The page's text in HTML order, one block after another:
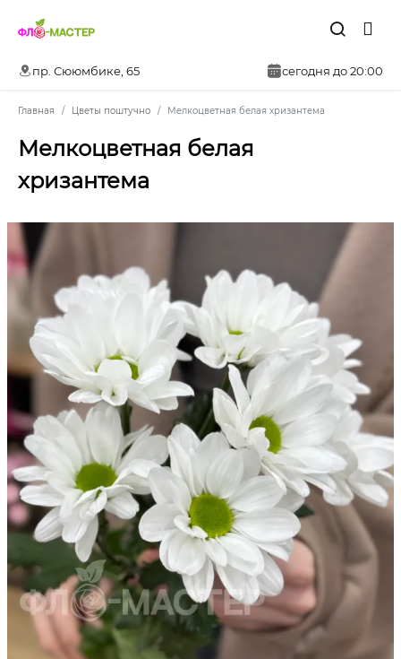
пр. Сююмбике, 65 сегодня до 20:00
Главная Цветы поштучно Мелкоцветная белая хризантема
Мелкоцветная белая
хризантема